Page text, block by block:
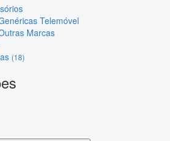
Telemóvel
Marcas
(18)